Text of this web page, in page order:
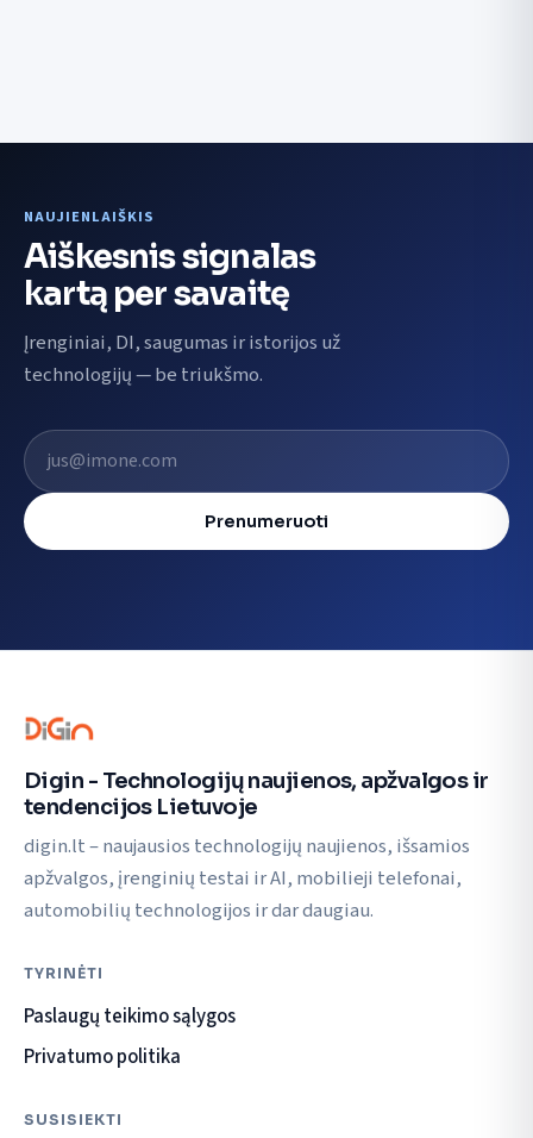
NAUJIENLAIŠKIS
Aiškesnis signalas
kartą per savaitę
Įrenginiai, DI, saugumas ir istorijos už
technologijų — be triukšmo.
El. pašto adresas
Prenumeruoti
Digin - Technologijų naujienos, apžvalgos ir
tendencijos Lietuvoje
digin.lt – naujausios technologijų naujienos, išsamios
apžvalgos, įrenginių testai ir AI, mobilieji telefonai,
automobilių technologijos ir dar daugiau.
TYRINĖTI
Paslaugų teikimo sąlygos
Privatumo politika
SUSISIEKTI